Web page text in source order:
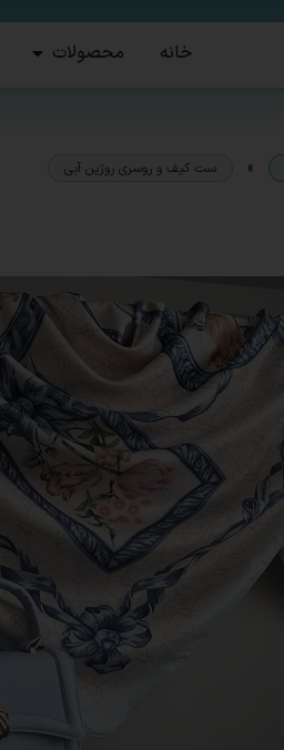
خانه محصولات
» ست کیف و روسری روژین آبی